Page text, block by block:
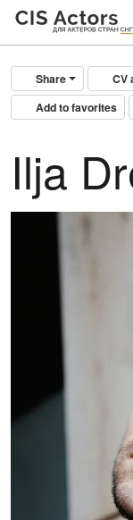
Share CV
Add to favorites
Ilja